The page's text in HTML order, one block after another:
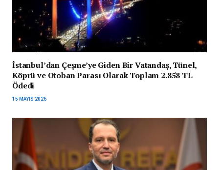
İstanbul’dan Çeşme’ye Giden Bir Vatandaş, Tünel,
Köprü ve Otoban Parası Olarak Toplam 2.858 TL
Ödedi
15 MAYIS 2026